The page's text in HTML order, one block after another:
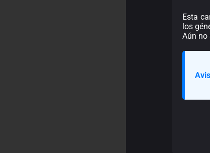
Esta
los
Aún no